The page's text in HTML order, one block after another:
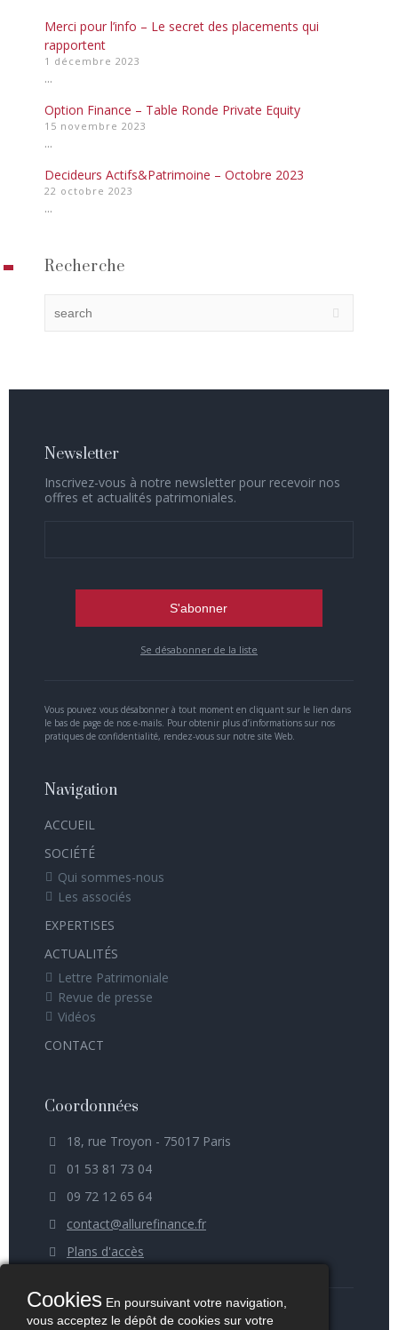
Merci pour l’info – Le secret des placements qui
rapportent
1 décembre 2023
...
Option Finance – Table Ronde Private Equity
15 novembre 2023
...
Decideurs Actifs&Patrimoine – Octobre 2023
22 octobre 2023
...
Recherche
Newsletter
Inscrivez-vous à notre newsletter pour recevoir nos
offres et actualités patrimoniales.
Se désabonner de la liste
Vous pouvez vous désabonner à tout moment en cliquant sur le lien dans
le bas de page de nos e-mails. Pour obtenir plus d’informations sur nos
pratiques de confidentialité, rendez-vous sur notre site Web.
Navigation
ACCUEIL
SOCIÉTÉ
Qui sommes-nous
Les associés
EXPERTISES
ACTUALITÉS
Lettre Patrimoniale
Revue de presse
Vidéos
CONTACT
Coordonnées
18, rue Troyon - 75017 Paris
01 53 81 73 04
09 72 12 65 64
contact@allurefinance.fr
Plans d'accès
Cookies En poursuivant votre navigation,
vous acceptez le dépôt de cookies sur votre